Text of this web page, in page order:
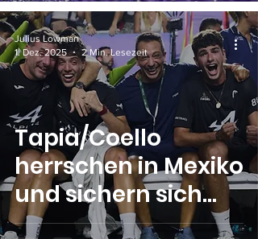
Tapia/Coello
herrschen in Mexiko
und sichern sich
den Weltthron
Julius Lowman
1. Dez. 2025
2 Min. Lesezeit